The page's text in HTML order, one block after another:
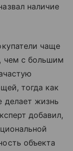
наличие
чаще
чем с большим
тогда как
делает жизнь
добавил,
объекта